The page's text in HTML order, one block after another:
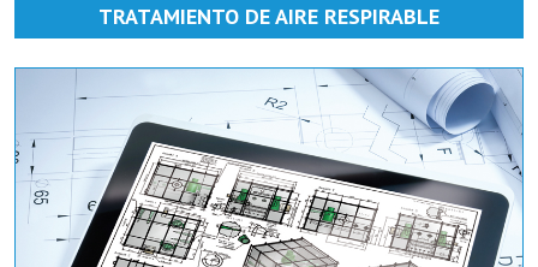
TRATAMIENTO DE AIRE RESPIRABLE